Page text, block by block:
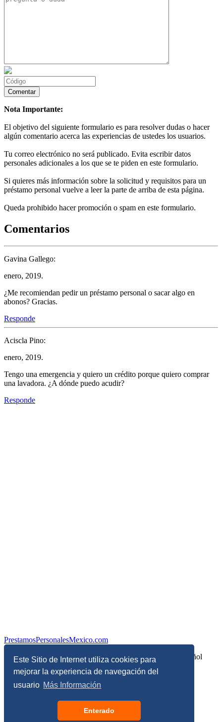
Este Sitio de Internet utiliza cookies para
mejorar la experiencia de navegación del
usuario Más Información
Enterado
Nota Importante:
El objetivo del siguiente formulario es para resolver dudas o hacer
algún comentario acerca las experiencias de ustedes los usuarios.
Tu correo electrónico no será publicado. Evita escribir datos
personales adicionales a los que se te piden en este formulario.
Si quieres más información sobre la solicitud y requisitos para un
préstamo personal vuelve a leer la parte de arriba de esta página.
Queda prohibido hacer promoción o spam en este formulario.
Comentarios
Gavina Gallego:
enero, 2019.
¿Me recomiendan pedir un préstamo personal o sacar algo en
abonos? Gracias.
Responde
Aciscla Pino:
enero, 2019.
Tengo una emergencia y quiero un crédito porque quiero comprar
una lavadora. ¿A dónde puedo acudir?
Responde
PrestamosPersonalesMexico.com
Información sobre Finanzas Personales y Economía en Español
© Copyright 2017 - 2026 - Todos los derechos reservados
Términos, Condiciones y Políticas de Privacidad